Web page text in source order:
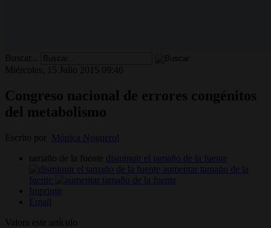
Buscar...
Miércoles, 15 Julio 2015 09:46
Congreso nacional de errores congénitos
del metabolismo
Escrito por
Mónica Noguerol
tamaño de la fuente disminuir el tamaño de la fuente
aumentar tamaño de la
fuente
Imprimir
Email
Valora este artículo